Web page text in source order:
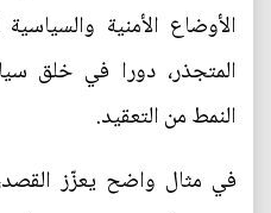
الأوضاع الأمنية
المتجذر، دورا في خلق
النمط من التعقيد.
في مثال واضح يعزّز